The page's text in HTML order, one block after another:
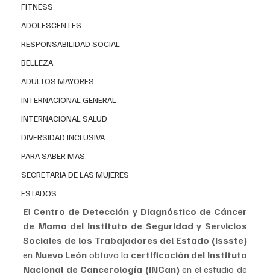
FITNESS
ADOLESCENTES
RESPONSABILIDAD SOCIAL
BELLEZA
ADULTOS MAYORES
INTERNACIONAL GENERAL
INTERNACIONAL SALUD
DIVERSIDAD INCLUSIVA
PARA SABER MAS
SECRETARIA DE LAS MUJERES
ESTADOS
El Centro de Detección y Diagnóstico de Cáncer
de Mama del Instituto de Seguridad y Servicios
Sociales de los Trabajadores del Estado (Issste)
en Nuevo León obtuvo la certificación del Instituto
Nacional de Cancerología (INCan)